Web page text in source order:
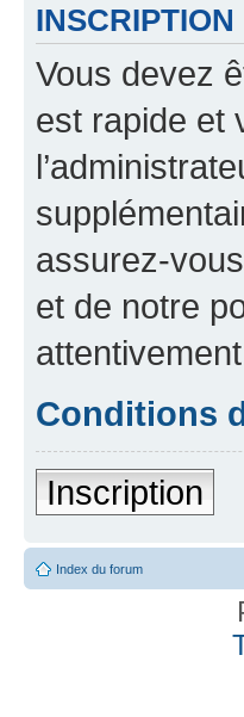
INSCRIPTION
Vous devez
est rapide et
assurez-
et de notre
Conditions
Inscription
Index du forum